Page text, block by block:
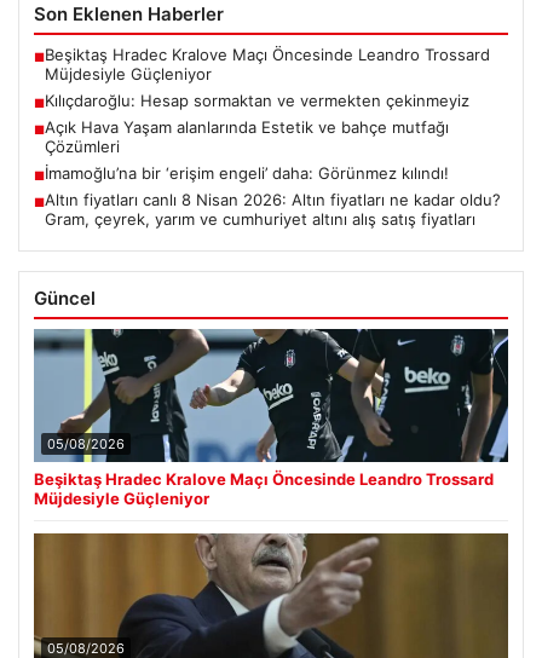
Son Eklenen Haberler
■Beşiktaş Hradec Kralove Maçı Öncesinde Leandro Trossard
Müjdesiyle Güçleniyor
■Kılıçdaroğlu: Hesap sormaktan ve vermekten çekinmeyiz
■Açık Hava Yaşam alanlarında Estetik ve bahçe mutfağı
Çözümleri
■İmamoğlu’na bir ‘erişim engeli’ daha: Görünmez kılındı!
■Altın fiyatları canlı 8 Nisan 2026: Altın fiyatları ne kadar oldu?
Gram, çeyrek, yarım ve cumhuriyet altını alış satış fiyatları
Güncel
05/08/2026
Beşiktaş Hradec Kralove Maçı Öncesinde Leandro Trossard
Müjdesiyle Güçleniyor
05/08/2026